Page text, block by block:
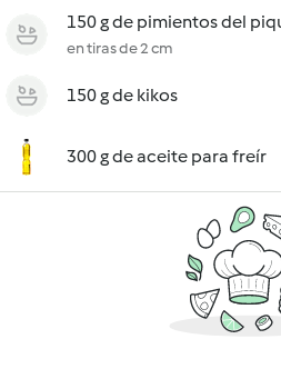
150 g de pimientos del
en tiras de 2 cm
150 g de kikos
300 g de aceite para freír